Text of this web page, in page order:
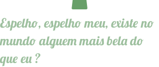
Espelho, espelho meu, existe no
mundo alguem mais bela do
que eu ?